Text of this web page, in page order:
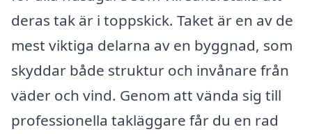
deras tak är i toppskick. Taket är en av de
mest viktiga delarna av en byggnad, som
skyddar både struktur och invånare från
väder och vind. Genom att vända sig till
professionella takläggare får du en rad